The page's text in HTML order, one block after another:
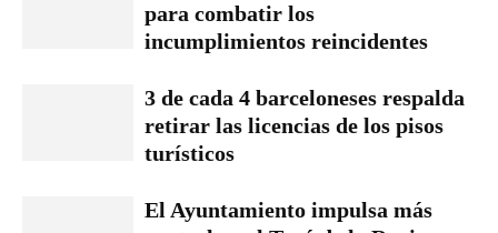
para combatir los
incumplimientos reincidentes
3 de cada 4 barceloneses respalda
retirar las licencias de los pisos
turísticos
El Ayuntamiento impulsa más